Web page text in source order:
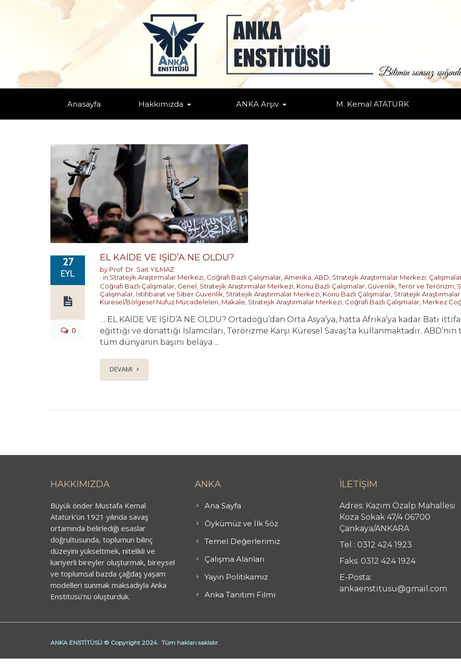
Anasayfa Hakkımızda ANKA Arşiv M. Kemal ATATÜRK
TAGS: "ISI"
27
EYL
0
EL KAİDE VE IŞİD’A NE OLDU?
by Prof. Dr. Sait YILMAZ
in Stratejik Araştırmalar Merkezi Coğrafi Bazlı Çalışmalar Amerika ABD Stratejik Araştırmalar Merkezi
Coğrafi Bazlı Çalışmalar Genel Stratejik Araştırmalar Merkezi Konu Bazlı Çalışmalar Güvenlik, Terör ve Terörizm
Çalışmalar İstihbarat ve Siber Güvenlik Stratejik Araştırmalar Merkezi Konu Bazlı Çalışmalar Stratejik
Küresel/Bölgesel Nüfuz Mücadeleleri Makale Stratejik Araştırmalar Merkezi Coğrafi Bazlı Çalışmalar Merkez
… EL KAİDE VE IŞİD’A NE OLDU? Ortadoğu’dan Orta Asya’ya, hatta Afrika’ya kadar Batı
eğittiği ve donattığı İslamcıları, Terörizme Karşı Küresel Savaş’ta kullanmaktadır.
tüm dünyanın başını belaya ...
DEVAMI
HAKKIMIZDA
Büyük önder Mustafa Kemal
Atatürk’ün 1921 yılında savaş
ortamında belirlediği esaslar
doğrultusunda, toplumun bilinç
düzeyini yükseltmek, nitelikli ve
kariyerli bireyler oluşturmak, bireysel
ve toplumsal bazda çağdaş yaşam
modelleri sunmak maksadıyla Anka
Enstitüsü’nü oluşturduk.
ANKA
Ana Sayfa
Öykümüz ve İlk Söz
Temel Değerlerimiz
Çalışma Alanları
Yayın Politikamız
Anka Tanıtım Filmi
İLETİŞİM
Adres: Kazım Özalp Mahallesi
Koza Sokak 47/4 06700
Çankaya/ANKARA
Tel : 0312 424 1923
Faks: 0312 424 1924
E-Posta:
ankaenstitusu@gmail.com
ANKA ENSTİTÜSÜ © Copyright 2024. Tüm hakları saklıdır.